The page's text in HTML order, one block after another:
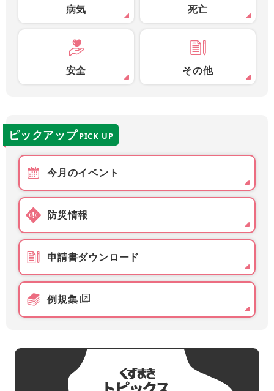
病気 死亡
安全 その他
ピックアップPICK UP
今月のイベント
防災情報
申請書ダウンロード
例規集